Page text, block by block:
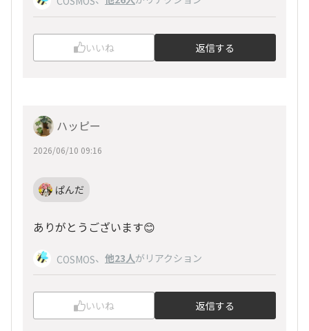
いいね 返信する
ハッピー
2026/06/10 09:16
ぱんだ
ありがとうございます😊
COSMOS、 他23人がリアクション
いいね 返信する